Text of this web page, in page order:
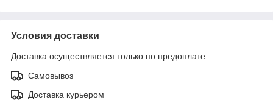
Условия доставки
Доставка осуществляется только по предоплате.
Самовывоз
Доставка курьером